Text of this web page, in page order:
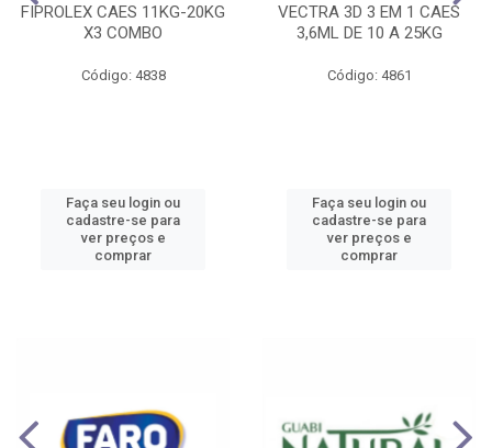
FIPROLEX CAES 11KG-20KG
X3 COMBO
Código: 4838
Faça seu login ou
cadastre-se para
ver preços e
comprar
VECTRA 3D 3 EM 1 CAES
3,6ML DE 10 A 25KG
Código: 4861
Faça seu login ou
cadastre-se para
ver preços e
comprar